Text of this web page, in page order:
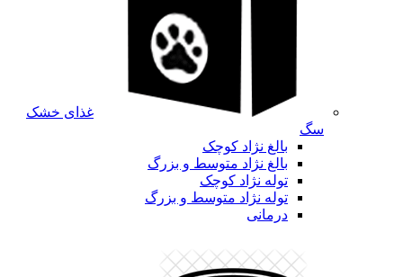
غذای خشک
سگ
بالغ نژاد کوچک
بالغ نژاد متوسط و بزرگ
توله نژاد کوچک
توله نژاد متوسط و بزرگ
درمانی